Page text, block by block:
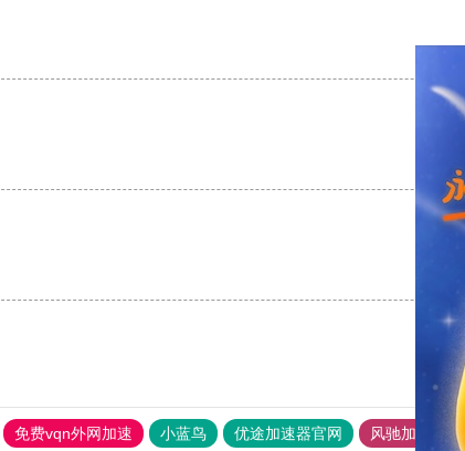
免费vqn外网加速 小蓝鸟 优途加速器官网 风驰加速器